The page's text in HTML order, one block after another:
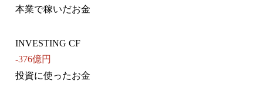
本業で稼いだお金
INVESTING CF
-376億円
投資に使ったお金